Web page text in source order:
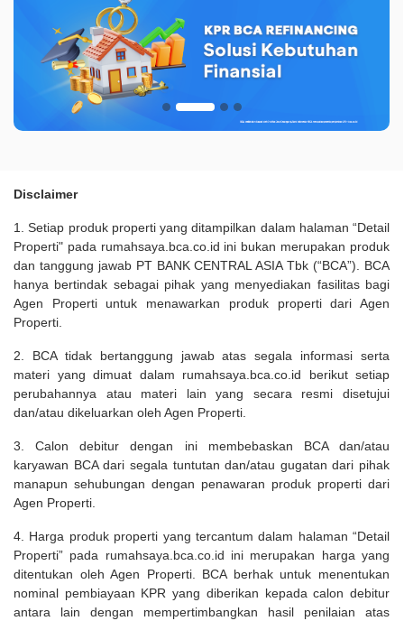
Disclaimer
1. Setiap produk properti yang ditampilkan dalam halaman “Detail
Properti" pada rumahsaya.bca.co.id ini bukan merupakan produk
dan tanggung jawab PT BANK CENTRAL ASIA Tbk (“BCA”). BCA
hanya bertindak sebagai pihak yang menyediakan fasilitas bagi
Agen Properti untuk menawarkan produk properti dari Agen
Properti.
2. BCA tidak bertanggung jawab atas segala informasi serta
materi yang dimuat dalam rumahsaya.bca.co.id berikut setiap
perubahannya atau materi lain yang secara resmi disetujui
dan/atau dikeluarkan oleh Agen Properti.
3. Calon debitur dengan ini membebaskan BCA dan/atau
karyawan BCA dari segala tuntutan dan/atau gugatan dari pihak
manapun sehubungan dengan penawaran produk properti dari
Agen Properti.
4. Harga produk properti yang tercantum dalam halaman “Detail
Properti” pada rumahsaya.bca.co.id ini merupakan harga yang
ditentukan oleh Agen Properti. BCA berhak untuk menentukan
nominal pembiayaan KPR yang diberikan kepada calon debitur
antara lain dengan mempertimbangkan hasil penilaian atas